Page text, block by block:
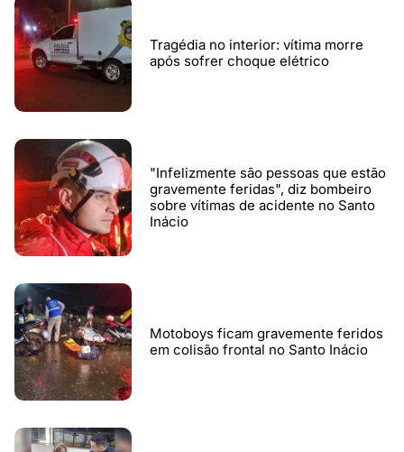
Tragédia no interior: vítima morre
após sofrer choque elétrico
"Infelizmente são pessoas que estão
gravemente feridas", diz bombeiro
sobre vítimas de acidente no Santo
Inácio
Motoboys ficam gravemente feridos
em colisão frontal no Santo Inácio